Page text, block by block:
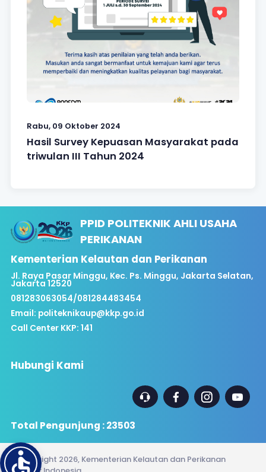
Rabu, 09 Oktober 2024
Hasil Survey Kepuasan Masyarakat pada
triwulan III Tahun 2024
PPID POLITEKNIK AHLI USAHA
PERIKANAN
Kementerian Kelautan dan Perikanan
Jl. Raya Pasar Minggu, Kec. Ps. Minggu, Jakarta Selatan,
Jakarta 12520
081283063054/081284483454
Email: politeknikaup@kkp.go.id
Call Center KKP: 141
Hubungi Kami
Total Pengunjung : 23503
© Copyright 2026, Kementerian Kelautan dan Perikanan